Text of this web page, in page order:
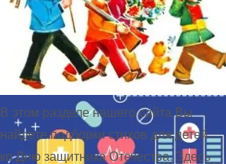
В этом разделе нашего сайта Вы
найдете подборки стихов для детей
ко Дню защитника Отечества. Здесь